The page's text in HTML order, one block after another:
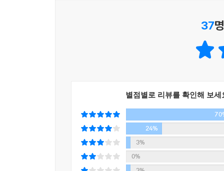
18세기에 이르러 그 진가를 인정받으면서 언어
다양한 시도를 거듭하면서 돈키호테와 산초 판사
인물이다. 19세기 러시아문학을 대표하는 소
영문학자 이언 와트는 《근대 개인주의 신화
크루소와 함께 돈키호테를 꼽기도 했다.
이상주의적 인물 돈키호테와 현실주의적 인물
묘사한 《돈키호테》. 21세기 먼 타국에서조차
37
별점별로 리뷰를 확인해 보세
24%
3%
0%